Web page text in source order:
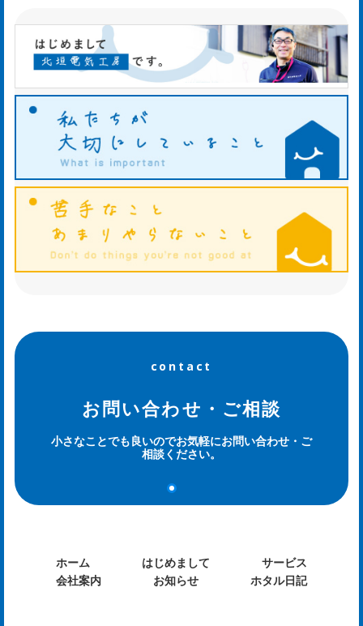
contact
お問い合わせ・ご相談
小さなことでも良いのでお気軽にお問い合わせ・ご
相談ください。
ホーム はじめまして
サービス
会社案内
お知らせ ホタル日記